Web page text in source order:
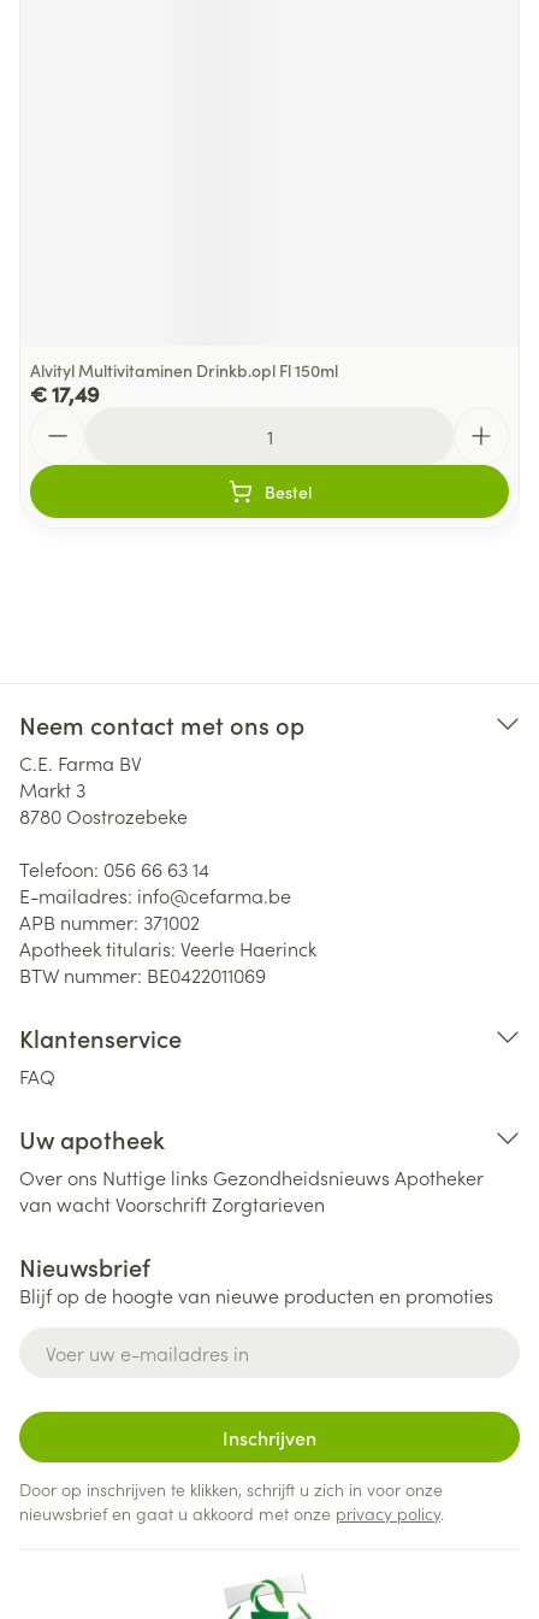
Alvityl Multivitaminen Drinkb.opl Fl 150ml
€ 17,49
Bestel
Neem contact met ons op
C.E. Farma BV
Markt 3
8780Oostrozebeke
Telefoon: 056 66 63 14
E-mailadres: info@cefarma.be
APB nummer: 371002
Apotheek titularis: Veerle Haerinck
BTW nummer: BE0422011069
Klantenservice
FAQ
Uw apotheek
Over ons Nuttige links Gezondheidsnieuws Apotheker
van wachtVoorschriftZorgtarieven
Nieuwsbrief
Blijf op de hoogte van nieuwe producten en promoties
Inschrijven
Door op inschrijven te klikken, schrijft u zich in voor onze
nieuwsbrief en gaat u akkoord met onze privacy policy.